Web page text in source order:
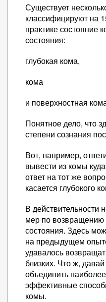
Существует
классифицируют на
практике состояние
состояния:
глубокая кома,
кома
и поверхностная
Понятное дело, что
степени сознания
Вот, например,
вывести из комы
ответ на тот же
касается глубокого
В действительности
мер по возвращению
состояния. Здесь
на предыдущем
удавалось
близких. Что ж,
объединить
эффективные
комы.